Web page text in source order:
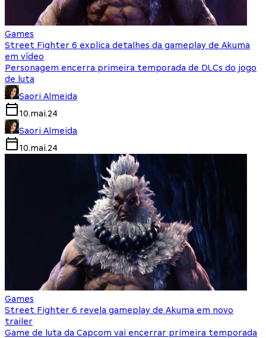
Games
Street Fighter 6 explica detalhes da gameplay de Akuma
em vídeo
Personagem encerra primeira temporada de DLCs do jogo
de luta
Saori Almeida
10.mai.24
Saori Almeida
10.mai.24
Games
Street Fighter 6 revela gameplay de Akuma em novo
trailer
Game de luta da Capcom vai encerrar primeira temporada